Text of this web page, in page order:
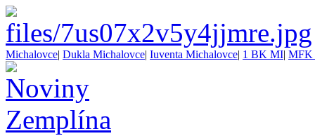
Michalovce| Dukla Michalovce| Iuventa Michalovce| 1 BK MI| MFK